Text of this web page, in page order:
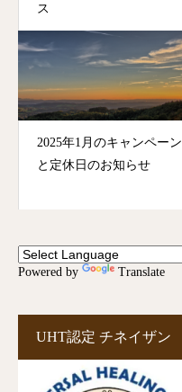
ス
2025年1月のキャンペーン
と定休日のお知らせ
Powered by Translate
UHT認定 チネイザン